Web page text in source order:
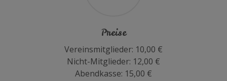
Preise
Vereinsmitglieder: 10,00 €
Nicht-Mitglieder: 12,00 €
Abendkasse: 15,00 €